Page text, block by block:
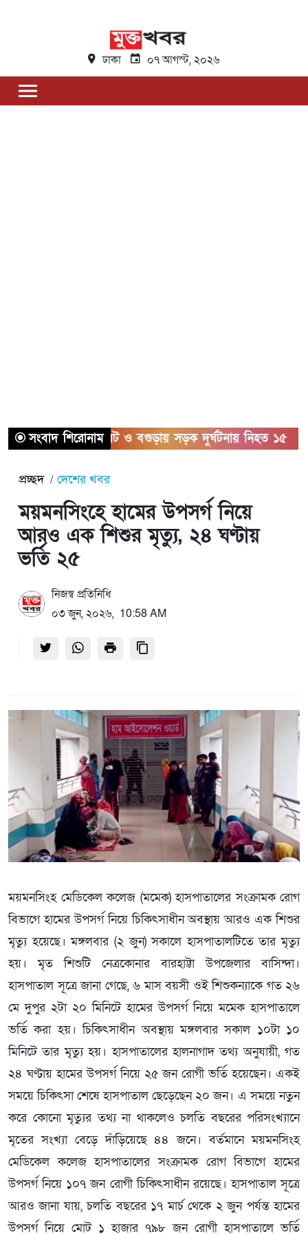
ঢাকা ০৭ আগস্ট, ২০২৬
সংবাদ শিরোনাম
সিলেট ও বগুড়ায় সড়ক দুর্ঘটনায় নিহত ১৫
প্রচ্ছদ দেশের খবর
ময়মনসিংহে হামের উপসর্গ নিয়ে
আরও এক শিশুর মৃত্যু, ২৪ ঘণ্টায়
ভর্তি ২৫
নিজস্ব প্রতিনিধি
০৩ জুন, ২০২৬, 10:58 AM
ময়মনসিংহ মেডিকেল কলেজ (মমেক) হাসপাতালের সংক্রামক রোগ
বিভাগে হামের উপসর্গ নিয়ে চিকিৎসাধীন অবস্থায় আরও এক শিশুর
মৃত্যু হয়েছে। মঙ্গলবার (২ জুন) সকালে হাসপাতালটিতে তার মৃত্যু
হয়। মৃত শিশুটি নেত্রকোনার বারহাট্টা উপজেলার বাসিন্দা।
হাসপাতাল সূত্রে জানা গেছে, ৬ মাস বয়সী ওই শিশুকন্যাকে গত ২৬
মে দুপুর ২টা ২০ মিনিটে হামের উপসর্গ নিয়ে মমেক হাসপাতালে
ভর্তি করা হয়। চিকিৎসাধীন অবস্থায় মঙ্গলবার সকাল ১০টা ১০
মিনিটে তার মৃত্যু হয়। হাসপাতালের হালনাগাদ তথ্য অনুযায়ী, গত
২৪ ঘণ্টায় হামের উপসর্গ নিয়ে ২৫ জন রোগী ভর্তি হয়েছেন। একই
সময়ে চিকিৎসা শেষে হাসপাতাল ছেড়েছেন ২০ জন। এ সময়ে নতুন
করে কোনো মৃত্যুর তথ্য না থাকলেও চলতি বছরের পরিসংখ্যানে
মৃতের সংখ্যা বেড়ে দাঁড়িয়েছে ৪৪ জনে। বর্তমানে ময়মনসিংহ
মেডিকেল কলেজ হাসপাতালের সংক্রামক রোগ বিভাগে হামের
উপসর্গ নিয়ে ১০৭ জন রোগী চিকিৎসাধীন রয়েছে। হাসপাতাল সূত্রে
আরও জানা যায়, চলতি বছরের ১৭ মার্চ থেকে ২ জুন পর্যন্ত হামের
উপসর্গ নিয়ে মোট ১ হাজার ৭৯৮ জন রোগী হাসপাতালে ভর্তি